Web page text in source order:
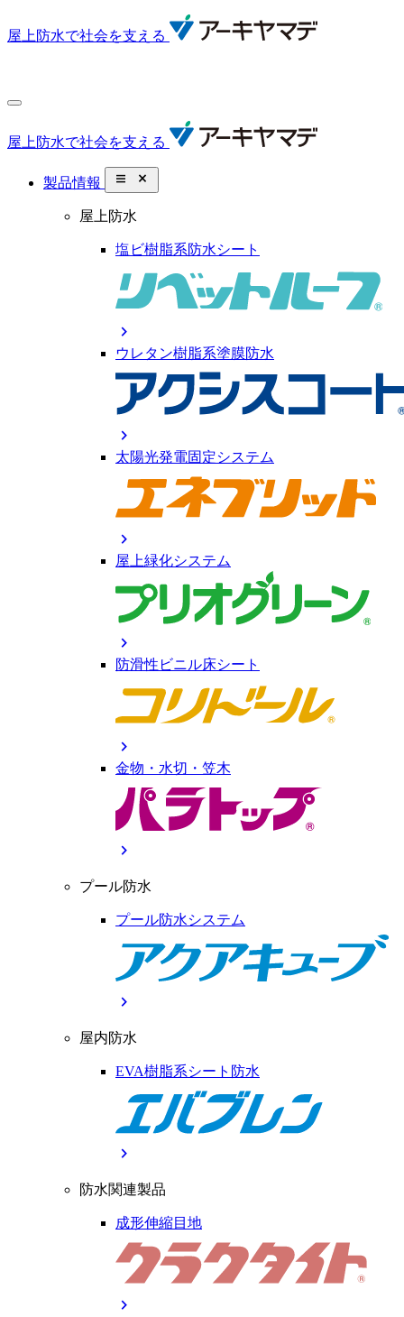
屋上防水で社会を支える
屋上防水で社会を支える
製品情報 close_small
屋上防水
塩ビ樹脂系防水シート
chevron_right
ウレタン樹脂系塗膜防水
chevron_right
太陽光発電固定システム
chevron_right
屋上緑化システム
chevron_right
防滑性ビニル床シート
chevron_right
金物・水切・笠木
chevron_right
プール防水
プール防水システム
chevron_right
屋内防水
EVA樹脂系シート防水
chevron_right
防水関連製品
成形伸縮目地
chevron_right